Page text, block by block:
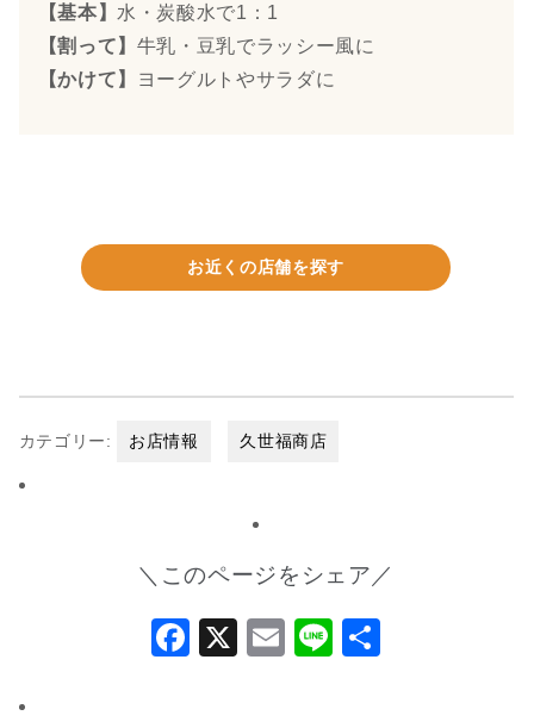
【基本】 水・炭酸水で1：1
【割って】 牛乳・豆乳でラッシー風に
【かけて】
ヨーグルトやサラダに
お近くの店舗を探す
カテゴリー: お店情報 久世福商店
＼このページをシェア／
Facebook
X Email
Line